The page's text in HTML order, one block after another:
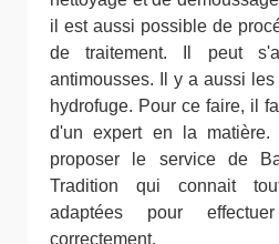
il est aussi possible de
de traitement. Il peut
antimousses. Il y a aussi
hydrofuge. Pour ce faire, il
d'un expert en la
proposer le service de
Tradition qui connait
adaptées pour
correctement.